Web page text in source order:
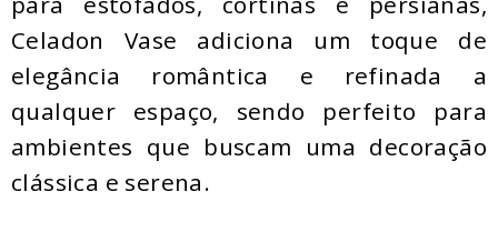
Celadon Vase adiciona um toque de
elegância romântica e refinada a
qualquer espaço, sendo perfeito para
ambientes que buscam uma decoração
clássica e serena.